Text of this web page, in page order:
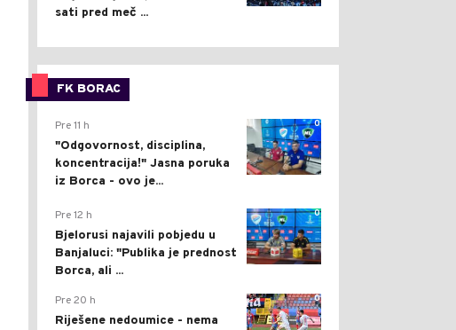
sati pred meč ...
FK BORAC
0
Pre 11 h
"Odgovornost, disciplina,
koncentracija!" Jasna poruka
iz Borca - ovo je...
0
Pre 12 h
Bjelorusi najavili pobjedu u
Banjaluci: "Publika je prednost
Borca, ali ...
0
Pre 20 h
Riješene nedoumice - nema